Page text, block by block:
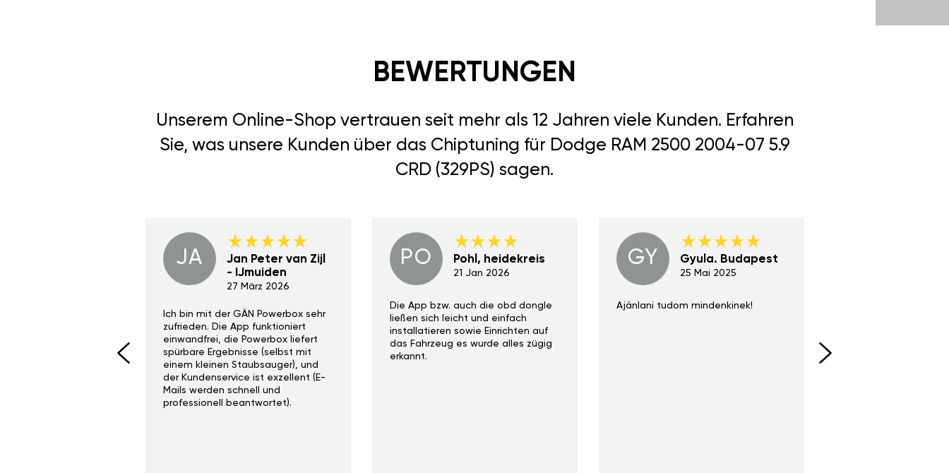
BEWERTUNGEN
Unserem Online-Shop vertrauen seit mehr als 12 Jahren viele Kunden. Erfahren
Sie, was unsere Kunden über das Chiptuning für Dodge RAM 2500 2004-07 5.9
CRD (329PS) sagen.
JA
Jan Peter van Zijl
- IJmuiden
27 März 2026
Ich bin mit der GÄN Powerbox sehr
zufrieden. Die App funktioniert
einwandfrei, die Powerbox liefert
spürbare Ergebnisse (selbst mit
einem kleinen Staubsauger), und
der Kundenservice ist exzellent (E-
Mails werden schnell und
professionell beantwortet).
PO Pohl, heidekreis
21 Jan 2026
Die App bzw. auch die obd dongle
ließen sich leicht und einfach
installatieren sowie Einrichten auf
das Fahrzeug es wurde alles zügig
erkannt.
GY Gyula. Budapest
25 Mai 2025
Ajánlani tudom mindenkinek!